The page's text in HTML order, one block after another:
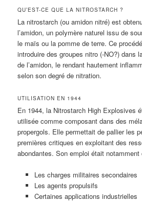
QU’EST-CE QUE LA NITROSTARCH ?
La nitrostarch (ou amidon nitré) est
l’amidon, un polymère naturel issu de
le maïs ou la pomme de terre. Ce
introduire des groupes nitro (-NO?) dans
de l’amidon, le rendant hautement
selon son degré de nitration.
UTILISATION EN 1944
En 1944, la Nitrostarch High Explosives
utilisée comme composant dans des
propergols. Elle permettait de pallier les
premières critiques en exploitant des
abondantes. Son emploi était notamment
Les charges militaires secondaires
Les agents propulsifs
Certaines applications industrielles